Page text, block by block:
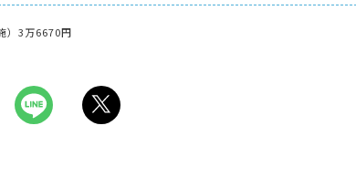
）3万6670円